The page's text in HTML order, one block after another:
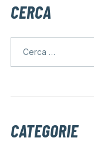
CERCA
CATEGORIE